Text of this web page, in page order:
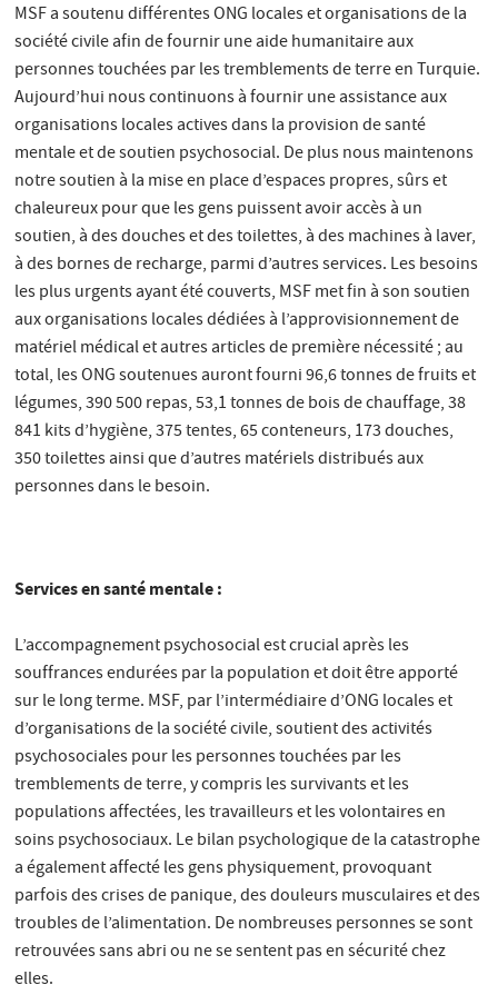
MSF a soutenu différentes ONG locales et organisations de la
société civile afin de fournir une aide humanitaire aux
personnes touchées par les tremblements de terre en Turquie.
Aujourd’hui nous continuons à fournir une assistance aux
organisations locales actives dans la provision de santé
mentale et de soutien psychosocial. De plus nous maintenons
notre soutien à la mise en place d’espaces propres, sûrs et
chaleureux pour que les gens puissent avoir accès à un
soutien, à des douches et des toilettes, à des machines à laver,
à des bornes de recharge, parmi d’autres services. Les besoins
les plus urgents ayant été couverts, MSF met fin à son soutien
aux organisations locales dédiées à l’approvisionnement de
matériel médical et autres articles de première nécessité ; au
total, les ONG soutenues auront fourni 96,6 tonnes de fruits et
légumes, 390 500 repas, 53,1 tonnes de bois de chauffage, 38
841 kits d’hygiène, 375 tentes, 65 conteneurs, 173 douches,
350 toilettes ainsi que d’autres matériels distribués aux
personnes dans le besoin.
Services en santé mentale :
L’accompagnement psychosocial est crucial après les
souffrances endurées par la population et doit être apporté
sur le long terme. MSF, par l’intermédiaire d’ONG locales et
d’organisations de la société civile, soutient des activités
psychosociales pour les personnes touchées par les
tremblements de terre, y compris les survivants et les
populations affectées, les travailleurs et les volontaires en
soins psychosociaux. Le bilan psychologique de la catastrophe
a également affecté les gens physiquement, provoquant
parfois des crises de panique, des douleurs musculaires et des
troubles de l’alimentation. De nombreuses personnes se sont
retrouvées sans abri ou ne se sentent pas en sécurité chez
elles.